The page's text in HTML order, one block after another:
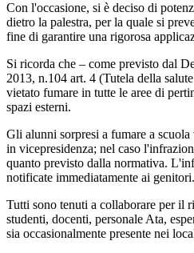
Con l'occasione, si è deciso di
dietro la palestra, per la quale si
fine di garantire una rigorosa
Si ricorda che – come previsto dal
2013, n.104 art. 4 (Tutela della
vietato fumare in tutte le aree di
spazi esterni.
Gli alunni sorpresi a fumare a
in vicepresidenza; nel caso
quanto previsto dalla normativa.
notificate immediatamente ai genitori.
Tutti sono tenuti a collaborare per il
studenti, docenti, personale Ata,
sia occasionalmente presente nei